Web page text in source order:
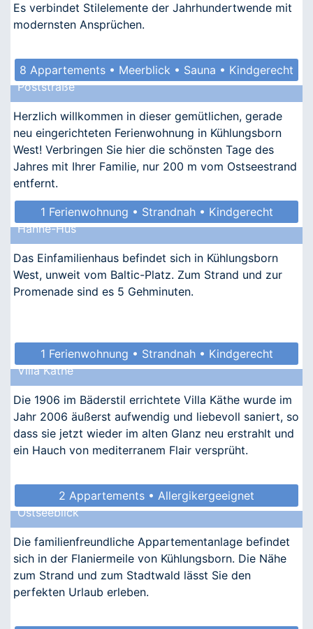
Es verbindet Stilelemente der Jahrhundertwende mit
modernsten Ansprüchen.
8 Appartements • Meerblick • Sauna • Kindgerecht
Poststraße
Herzlich willkommen in dieser gemütlichen, gerade
neu eingerichteten Ferienwohnung in Kühlungsborn
West! Verbringen Sie hier die schönsten Tage des
Jahres mit Ihrer Familie, nur 200 m vom Ostseestrand
entfernt.
1 Ferienwohnung • Strandnah • Kindgerecht
Hanne-Hus
Das Einfamilienhaus befindet sich in Kühlungsborn
West, unweit vom Baltic-Platz. Zum Strand und zur
Promenade sind es 5 Gehminuten.
1 Ferienwohnung • Strandnah • Kindgerecht
Villa Käthe
Die 1906 im Bäderstil errichtete Villa Käthe wurde im
Jahr 2006 äußerst aufwendig und liebevoll saniert, so
dass sie jetzt wieder im alten Glanz neu erstrahlt und
ein Hauch von mediterranem Flair versprüht.
2 Appartements • Allergikergeeignet
Ostseeblick
Die familienfreundliche Appartementanlage befindet
sich in der Flaniermeile von Kühlungsborn. Die Nähe
zum Strand und zum Stadtwald lässt Sie den
perfekten Urlaub erleben.